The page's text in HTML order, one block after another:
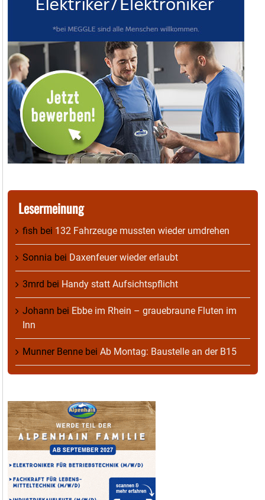
Lesermeinung
fish bei 132 Fahrzeuge mussten wieder umdrehen
Sonnia bei Daxenfeuer wieder erlaubt
3mrd bei Handy statt Aufsichtspflicht
Johann bei Ebbe im Rhein – grauebraune Fluten im
Inn
Munner Benne bei Ab Montag: Baustelle an der B15